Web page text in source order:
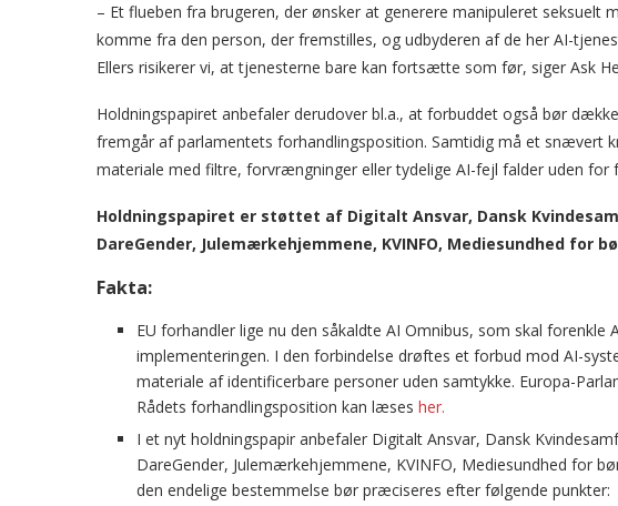
– Et flueben fra brugeren, der ønsker at generere manipuleret seksuelt
komme fra den person, der fremstilles, og udbyderen af de her AI-
Ellers risikerer vi, at tjenesterne bare kan fortsætte som før, siger Ask
Holdningspapiret anbefaler derudover bl.a., at forbuddet også bør
fremgår af parlamentets forhandlingsposition. Samtidig må et snævert
materiale med filtre, forvrængninger eller tydelige AI-fejl falder uden for
Holdningspapiret er støttet af Digitalt Ansvar, Dansk
DareGender, Julemærkehjemmene, KVINFO, Mediesundhed for
Fakta:
EU forhandler lige nu den såkaldte AI Omnibus, som skal forenkle
implementeringen. I den forbindelse drøftes et forbud mod AI-
materiale af identificerbare personer uden samtykke. Europa-
Rådets forhandlingsposition kan læses her.
I et nyt holdningspapir anbefaler Digitalt Ansvar, Dansk
DareGender, Julemærkehjemmene, KVINFO, Mediesundhed for
den endelige bestemmelse bør præciseres efter følgende punkter: